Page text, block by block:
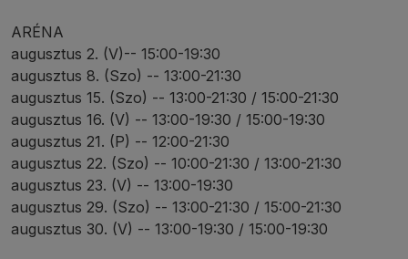
ARÉNA
augusztus 2. (V)-- 15:00-19:30
augusztus 8. (Szo) -- 13:00-21:30
augusztus 15. (Szo) -- 13:00-21:30 / 15:00-21:30
augusztus 16. (V) -- 13:00-19:30 / 15:00-19:30
augusztus 21. (P) -- 12:00-21:30
augusztus 22. (Szo) -- 10:00-21:30 / 13:00-21:30
augusztus 23. (V) -- 13:00-19:30
augusztus 29. (Szo) -- 13:00-21:30 / 15:00-21:30
augusztus 30. (V) -- 13:00-19:30 / 15:00-19:30